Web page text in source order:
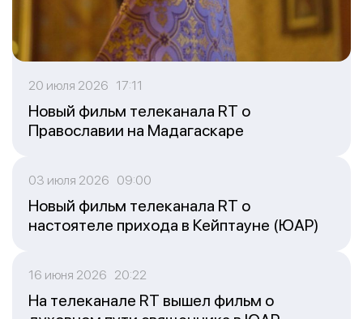
20 июля 2026 17:11
Новый фильм телеканала RT о
Православии на Мадагаскаре
03 июля 2026 09:00
Новый фильм телеканала RT о
настоятеле прихода в Кейптауне (ЮАР)
16 июня 2026 20:22
На телеканале RT вышел фильм о